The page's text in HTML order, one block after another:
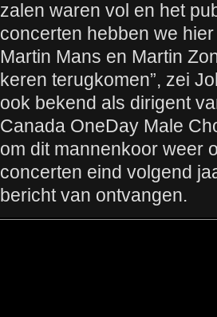
zalen waren vol en het
concerten hebben we
Martin Mans en Martin
keren terugkomen”, zei
ook bekend als dirigent
Canada OneDay Male
om dit mannenkoor weer
concerten eind volgend
bericht van ontvangen.